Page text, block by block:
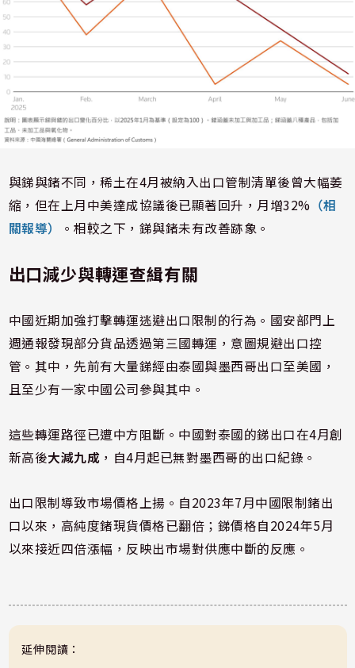
與銻與鍺不同，稀土在4月被納入出口管制清單後曾大幅萎
縮，但在上月中美達成協議後已顯著回升，月增32% （相
關報導）
。相較之下，銻與鍺未有改善跡象。
出口減少與轉運查緝有關
中國近期加強打擊轉運逃避出口限制的行為。國安部門上
週通報發現部分貨品透過第三國轉運，意圖規避出口控
管。其中，先前有大量銻經由泰國與墨西哥出口至美國，
且至少有一家中國公司參與其中。
這些轉運路徑已遭中方阻斷。中國對泰國的銻出口在4月創
新高後大減九成 ，自4月起已無對墨西哥的出口紀錄。
出口限制導致市場價格上揚。自2023年7月中國限制鍺出
口以來，高純度鍺現貨價格已翻倍；銻價格自2024年5月
以來接近四倍漲幅，反映出市場對供應中斷的反應。
延伸閱讀：